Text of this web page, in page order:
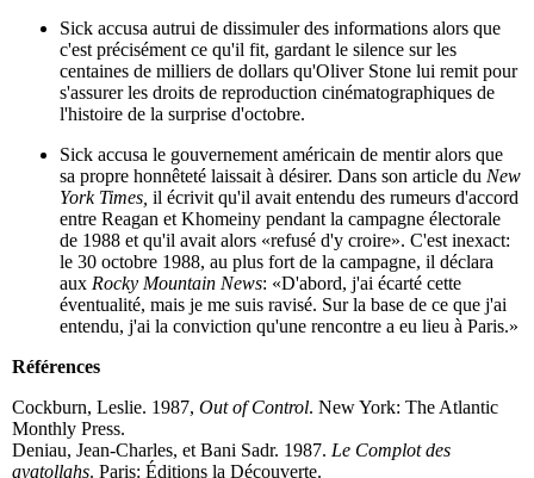
Sick accusa autrui de dissimuler des informations alors que
c'est précisément ce qu'il fit, gardant le silence sur les
centaines de milliers de dollars qu'Oliver Stone lui remit pour
s'assurer les droits de reproduction cinématographiques de
l'histoire de la surprise d'octobre.
Sick accusa le gouvernement américain de mentir alors que
sa propre honnêteté laissait à désirer. Dans son article du New
York Times, il écrivit qu'il avait entendu des rumeurs d'accord
entre Reagan et Khomeiny pendant la campagne électorale
de 1988 et qu'il avait alors «refusé d'y croire». C'est inexact:
le 30 octobre 1988, au plus fort de la campagne, il déclara
aux Rocky Mountain News: «D'abord, j'ai écarté cette
éventualité, mais je me suis ravisé. Sur la base de ce que j'ai
entendu, j'ai la conviction qu'une rencontre a eu lieu à Paris.»
Références
Cockburn, Leslie. 1987, Out of Control. New York: The Atlantic
Monthly Press.
Deniau, Jean-Charles, et Bani Sadr. 1987. Le Complot des
ayatollahs. Paris: Éditions la Découverte.